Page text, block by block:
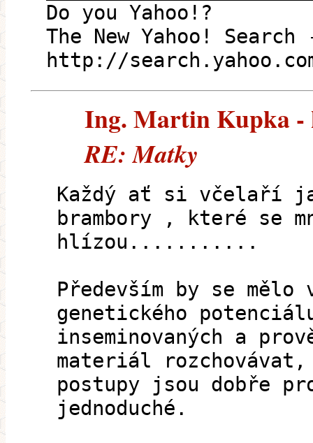
Do you Yahoo!?
The New Yahoo!
http://
Ing. Martin Kupka -
RE: Matky
Každý ať si včelaří
brambory , které se
hlízou...........
Především by se
genetického
inseminovaných a
materiál rozchovávat,
postupy jsou dobře
jednoduché.